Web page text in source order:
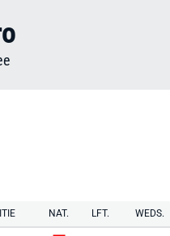
NAT. LFT. WEDS.